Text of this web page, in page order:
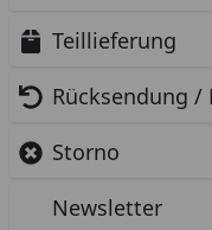
Teillieferung
Rücksendung /
Storno
Newsletter